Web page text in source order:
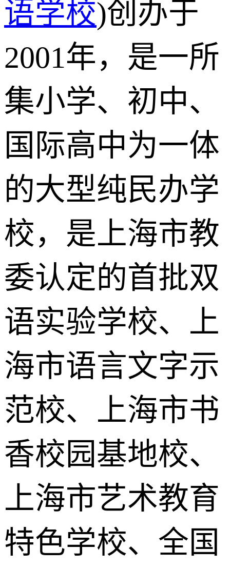
语学校)创办于
2001年，是一所
集小学、初中、
国际高中为一体
的大型纯民办学
校，是上海市教
委认定的首批双
语实验学校、上
海市语言文字示
范校、上海市书
香校园基地校、
上海市艺术教育
特色学校、全国